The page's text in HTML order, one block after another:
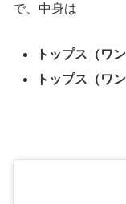
で、中身は
トップス（ワ
トップス（ワ